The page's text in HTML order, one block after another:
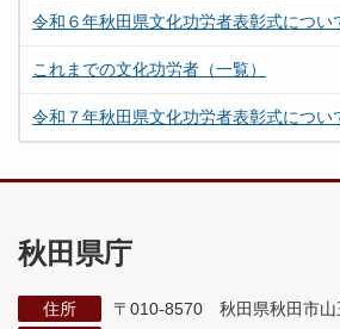
令和６年秋田県文化功労者表彰式につい
これまでの文化功労者（一覧）
令和７年秋田県文化功労者表彰式につい
秋田県庁
住所
〒010-8570 秋田県秋田市山